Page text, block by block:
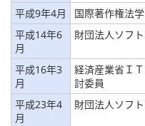
平成9年4月
国際著作権法
平成14年6
月
財団法人ソフ
平成16年3
月
経済産業省Ｉ
討委員
平成23年4
月
財団法人ソフ